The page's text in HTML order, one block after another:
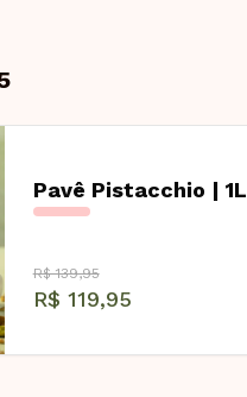
Pavê Pistacchio | 1L
R$ 139,95
R$ 119,95